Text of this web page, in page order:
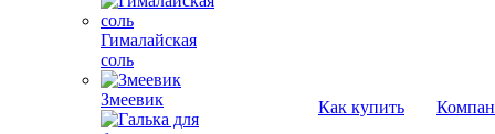
Гималайская
соль
Змеевик
Как купить